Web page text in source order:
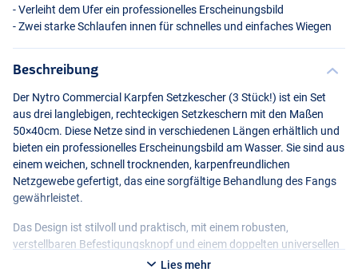
- Verleiht dem Ufer ein professionelles Erscheinungsbild
- Zwei starke Schlaufen innen für schnelles und einfaches Wiegen
Beschreibung
Der Nytro Commercial Karpfen Setzkescher (3 Stück!) ist ein Set
aus drei langlebigen, rechteckigen Setzkeschern mit den Maßen
50×40cm. Diese Netze sind in verschiedenen Längen erhältlich und
bieten ein professionelles Erscheinungsbild am Wasser. Sie sind aus
einem weichen, schnell trocknenden, karpenfreundlichen
Netzgewebe gefertigt, das eine sorgfältige Behandlung des Fangs
gewährleistet.
Das Design ist stilvoll und praktisch, mit einem robusten,
verstellbaren Befestigungsknopf und einem doppelten universellen
Gewinde, das eine einfache und zuverlässige Befestigung
Lies mehr